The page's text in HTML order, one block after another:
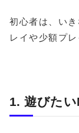
初心者は、い
レイや少額プ
1. 遊びた